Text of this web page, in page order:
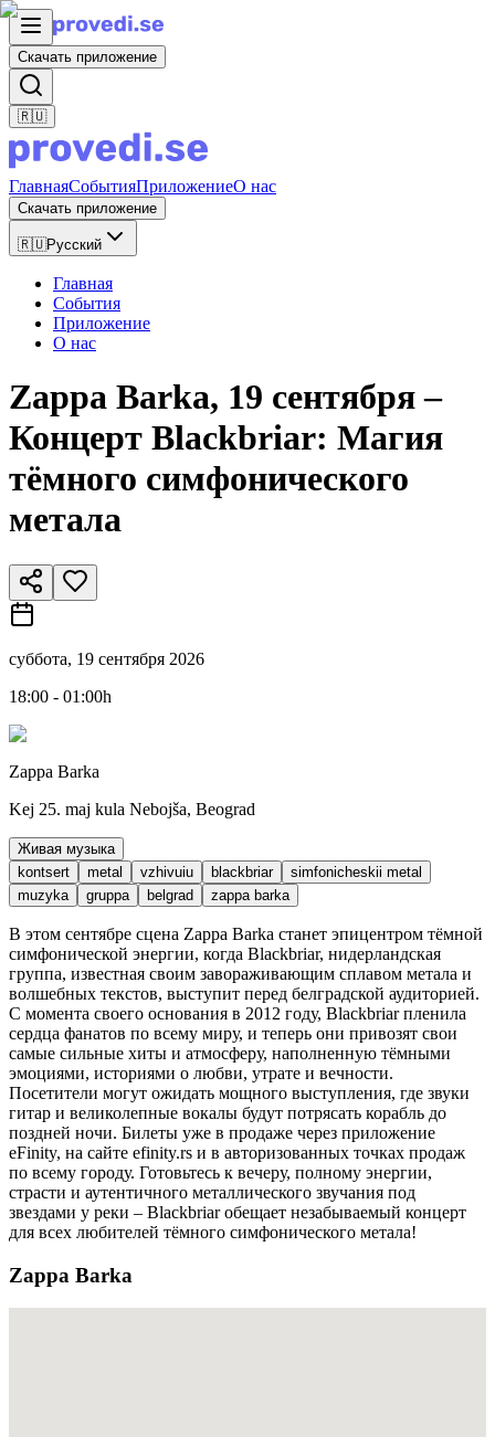
Скачать приложение
🇷🇺
ГлавнаяСобытияПриложениеО нас
Скачать приложение
🇷🇺Русский
Главная
События
Приложение
О нас
Zappa Barka, 19 сентября –
Концерт Blackbriar: Магия
тёмного симфонического
метала
суббота, 19 сентября 2026
18:00 - 01:00h
Zappa Barka
Kej 25. maj kula Nebojša, Beograd
Живая музыка
kontsert
metal vzhivuiu blackbriar
simfonicheskii metal
muzyka
gruppa belgrad zappa barka
В этом сентябре сцена Zappa Barka станет эпицентром тёмной
симфонической энергии, когда Blackbriar, нидерландская
группа, известная своим завораживающим сплавом метала и
волшебных текстов, выступит перед белградской аудиторией.
С момента своего основания в 2012 году, Blackbriar пленила
сердца фанатов по всему миру, и теперь они привозят свои
самые сильные хиты и атмосферу, наполненную тёмными
эмоциями, историями о любви, утрате и вечности.
Посетители могут ожидать мощного выступления, где звуки
гитар и великолепные вокалы будут потрясать корабль до
поздней ночи. Билеты уже в продаже через приложение
eFinity, на сайте efinity.rs и в авторизованных точках продаж
по всему городу. Готовьтесь к вечеру, полному энергии,
страсти и аутентичного металлического звучания под
звездами у реки – Blackbriar обещает незабываемый концерт
для всех любителей тёмного симфонического метала!
Zappa Barka